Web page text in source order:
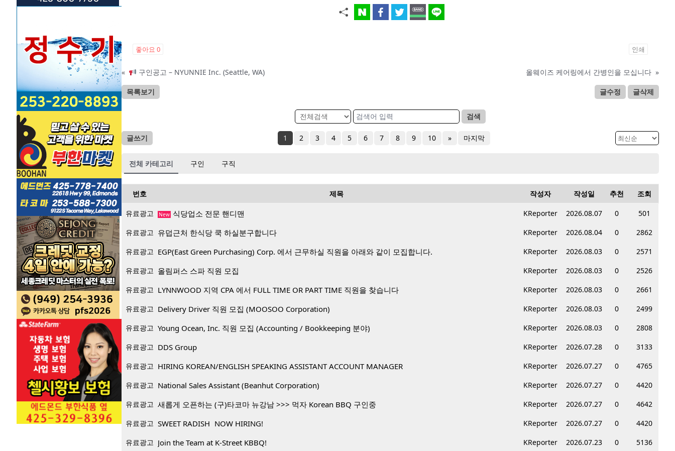
좋아요 0 인쇄
« 구인공고 – NYUNNIE Inc. (Seattle, WA) 올웨이즈 케어링에서 간병인을 모십니다 »
목록보기 글수정 글삭제
검색
글쓰기 1 2 3 4 5 6 7 8 9 10 » 마지막
전체 카테고리 구인 구직
번호 제목 작성자 작성일 추천 조회
유료광고 New 식당업소 전문 핸디맨 KReporter 2026.08.07 0
501
유료광고 유덥근처 한식당 쿡 하실분구합니다 KReporter 2026.08.04 0
2862
유료광고 EGP(East Green Purchasing) Corp. 에서 근무하실 직원을 아래와 같이 모집합니다. KReporter 2026.08.03 0
2571
유료광고 올림퍼스 스파 직원 모집 KReporter 2026.08.03 0
2526
유료광고 LYNNWOOD 지역 CPA 에서 FULL TIME OR PART TIME 직원을 찾습니다 KReporter 2026.08.03 0
2661
유료광고 Delivery Driver 직원 모집 (MOOSOO Corporation) KReporter 2026.08.03 0
2499
유료광고 Young Ocean, Inc. 직원 모집 (Accounting / Bookkeeping 분야) KReporter 2026.08.03 0
2808
유료광고 DDS Group KReporter 2026.07.28 0
3133
유료광고 HIRING KOREAN/ENGLISH SPEAKING ASSISTANT ACCOUNT MANAGER KReporter 2026.07.27 0
4765
유료광고 National Sales Assistant (Beanhut Corporation) KReporter 2026.07.27 0
4420
유료광고 새롭게 오픈하는 (구)타코마 뉴강남 >>> 먹자 Korean BBQ 구인중 KReporter 2026.07.27 0
4642
유료광고 SWEET RADISH NOW HIRING! KReporter 2026.07.27 0
4420
유료광고 Join the Team at K-Street KBBQ! KReporter 2026.07.23 0
5136